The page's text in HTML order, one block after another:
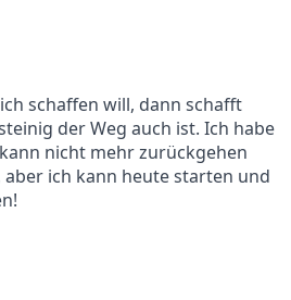
schaffen will, dann schafft
der Weg auch ist. Ich habe
nicht mehr zurückgehen
ich kann heute starten und